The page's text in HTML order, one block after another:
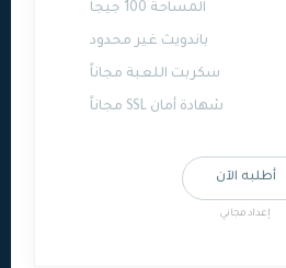
المساحة 100 جيجا
باندويث غير محدود
سكربت اللعبة مجاناً
شهادة أمان SSL مجاناً
أطلبه الآن
إعداد مجاني